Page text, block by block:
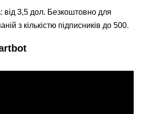
: від 3,5 дол. Безкоштовно для
з кількістю підписників до 500.